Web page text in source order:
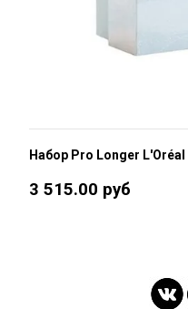
Набор Pro Longer
3 515.00 руб